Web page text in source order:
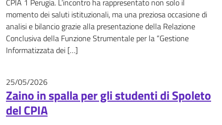
CPIA 1 Perugia. L’incontro ha rappresentato non solo il
momento dei saluti istituzionali, ma una preziosa occasione di
analisi e bilancio grazie alla presentazione della Relazione
Conclusiva della Funzione Strumentale per la “Gestione
Informatizzata dei […]
25/05/2026
Zaino in spalla per gli studenti di Spoleto
del CPIA